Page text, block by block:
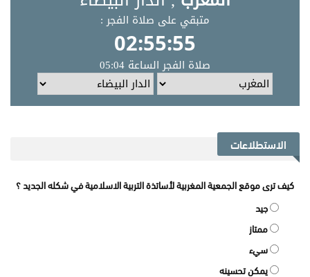
الاستطلاعات
كيف ترى موقع الجمعية المغربية لأساتذة التربية الاسلامية في شكله الجديد ؟
جيد
ممتاز
سيء
يمكن تحسينه